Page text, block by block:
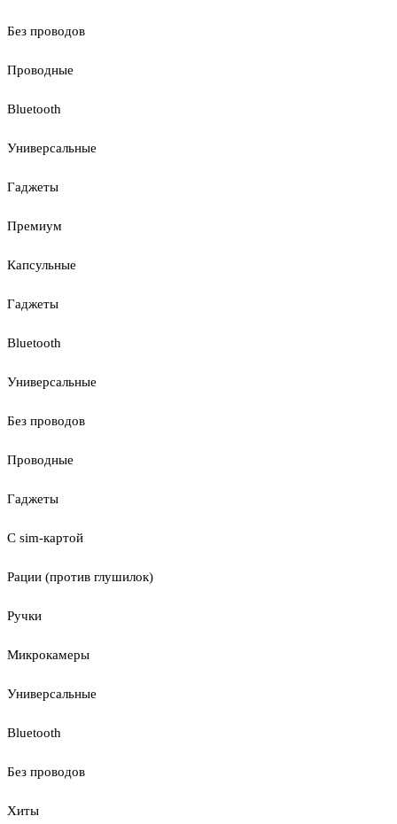
Без проводов
Проводные
Bluetooth
Универсальные
Гаджеты
Премиум
Капсульные
Гаджеты
Bluetooth
Универсальные
Без проводов
Проводные
Гаджеты
С sim-картой
Рации (против глушилок)
Ручки
Микрокамеры
Универсальные
Bluetooth
Без проводов
Хиты